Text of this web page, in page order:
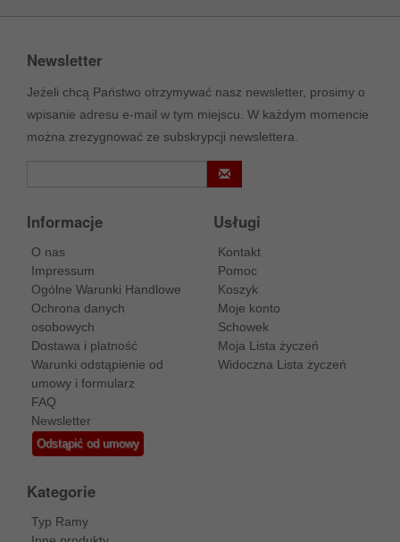
Newsletter
Jeżeli chcą Państwo otrzymywać nasz newsletter, prosimy o
wpisanie adresu e-mail w tym miejscu. W każdym momencie
można zrezygnować ze subskrypcji newslettera.
Informacje
O nas
Impressum
Ogólne Warunki Handlowe
Ochrona danych
osobowych
Dostawa i platność
Warunki odstąpienie od
umowy i formularz
FAQ
Newsletter
Odstąpić od umowy
Usługi
Kontakt
Pomoc
Koszyk
Moje konto
Schowek
Moja Lista życzeń
Widoczna Lista życzeń
Kategorie
Typ Ramy